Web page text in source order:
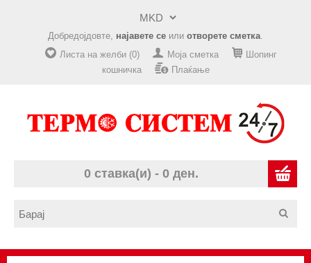
Добредојдовте, најавете се или отворете сметка.
Листа на желби (0)
Моја сметка
Шопинг
кошничка
Плаќање
0 ставка(и) - 0 ден.